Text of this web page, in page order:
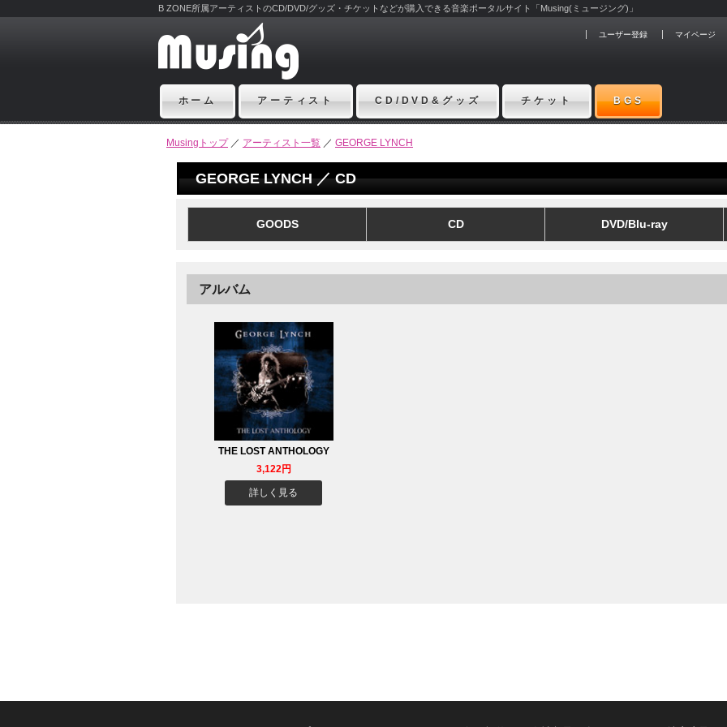
B ZONE所属アーティストのCD/DVD/グッズ・チケットなどが購入できる音楽ポータルサイト「Musing(ミュージング)」
ユーザー登録 マイページ
ホーム アーティスト CD/DVD&グッズ チケット BGS
Musingトップ／ アーティスト一覧 ／ GEORGE LYNCH
GEORGE LYNCH ／ CD
GOODS CD DVD/Blu-ray
アルバム
THE LOST ANTHOLOGY
3,122円
詳しく見る